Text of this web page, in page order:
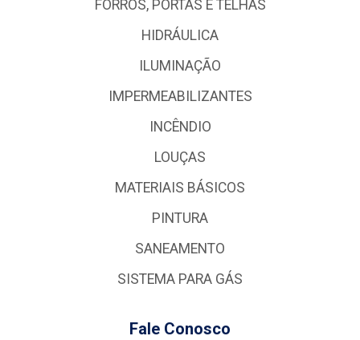
FORROS, PORTAS E TELHAS
HIDRÁULICA
ILUMINAÇÃO
IMPERMEABILIZANTES
INCÊNDIO
LOUÇAS
MATERIAIS BÁSICOS
PINTURA
SANEAMENTO
SISTEMA PARA GÁS
Fale Conosco